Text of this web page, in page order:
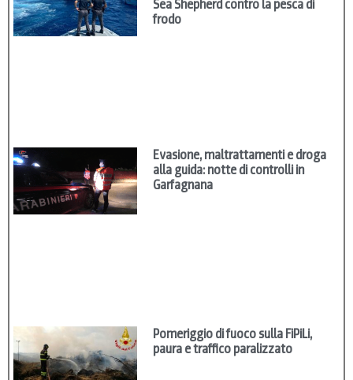
Sea Shepherd contro la pesca di
frodo
Evasione, maltrattamenti e droga
alla guida: notte di controlli in
Garfagnana
Pomeriggio di fuoco sulla FiPiLi,
paura e traffico paralizzato